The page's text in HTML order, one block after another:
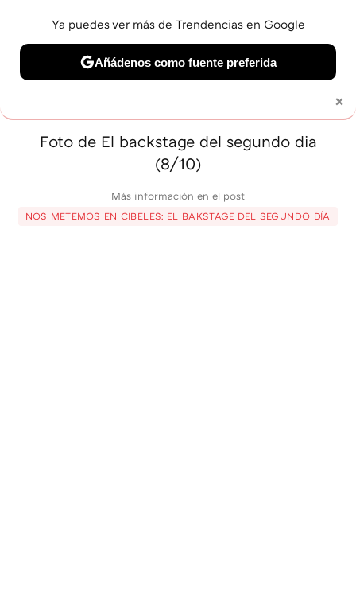
BELLEZA SHOPPING VIAJES GASTRO SNEAKERS
Foto de El backstage del segundo dia
(8/10)
Más información en el post
NOS METEMOS EN CIBELES: EL BAKSTAGE DEL SEGUNDO DÍA
×
Ya puedes ver más de Trendencias en Google
Añádenos como fuente preferida